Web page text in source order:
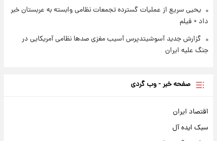
یحیی سریع از عملیات گسترده تجمعات نظامی وابسته به عربستان خبر
داد + فیلم
گزارش جدید آسوشیتدپرس آسیب مغزی صدها نظامی آمریکایی در
جنگ علیه ایران
صفحه خبر - وب گردی
اقتصاد ایران
سبک ایده آل